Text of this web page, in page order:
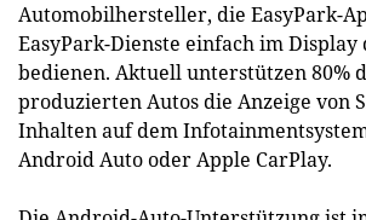
Automobilhersteller, die EasyPark-
EasyPark-Dienste einfach im Display
bedienen. Aktuell unterstützen 80%
produzierten Autos die Anzeige von
Inhalten auf dem
Android Auto oder Apple CarPlay.